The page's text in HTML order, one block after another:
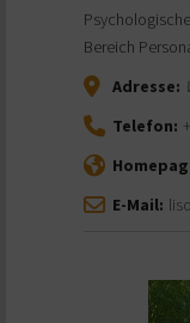
Bereich
Adresse:
Telefon:
E-Mail: